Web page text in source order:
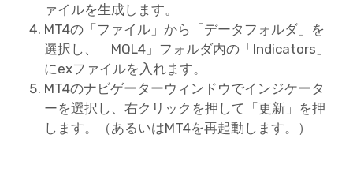
ァイルを生成します。
MT4の「ファイル」から「データフォルダ」を
選択し、「MQL4」フォルダ内の「Indicators」
にexファイルを入れます。
MT4のナビゲーターウィンドウでインジケータ
ーを選択し、右クリックを押して「更新」を押
します。（あるいはMT4を再起動します。）